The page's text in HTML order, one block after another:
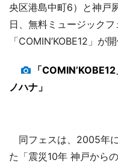
央区港島中町6）と神戸
日、無料ミュージック
「COMIN’KOBE12」が
「
ノハナ」
同フェスは、2005年
た「震災10年 神戸から